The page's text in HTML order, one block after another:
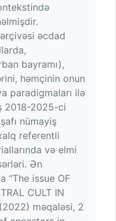
əcdad
bayramı),
həmçinin onun
paradigmaları ilə
2018-2025-ci
nümayiş
referentli
və elmi
Ən
“The issue OF
CULT IN
(2022) məqaləsi, 2